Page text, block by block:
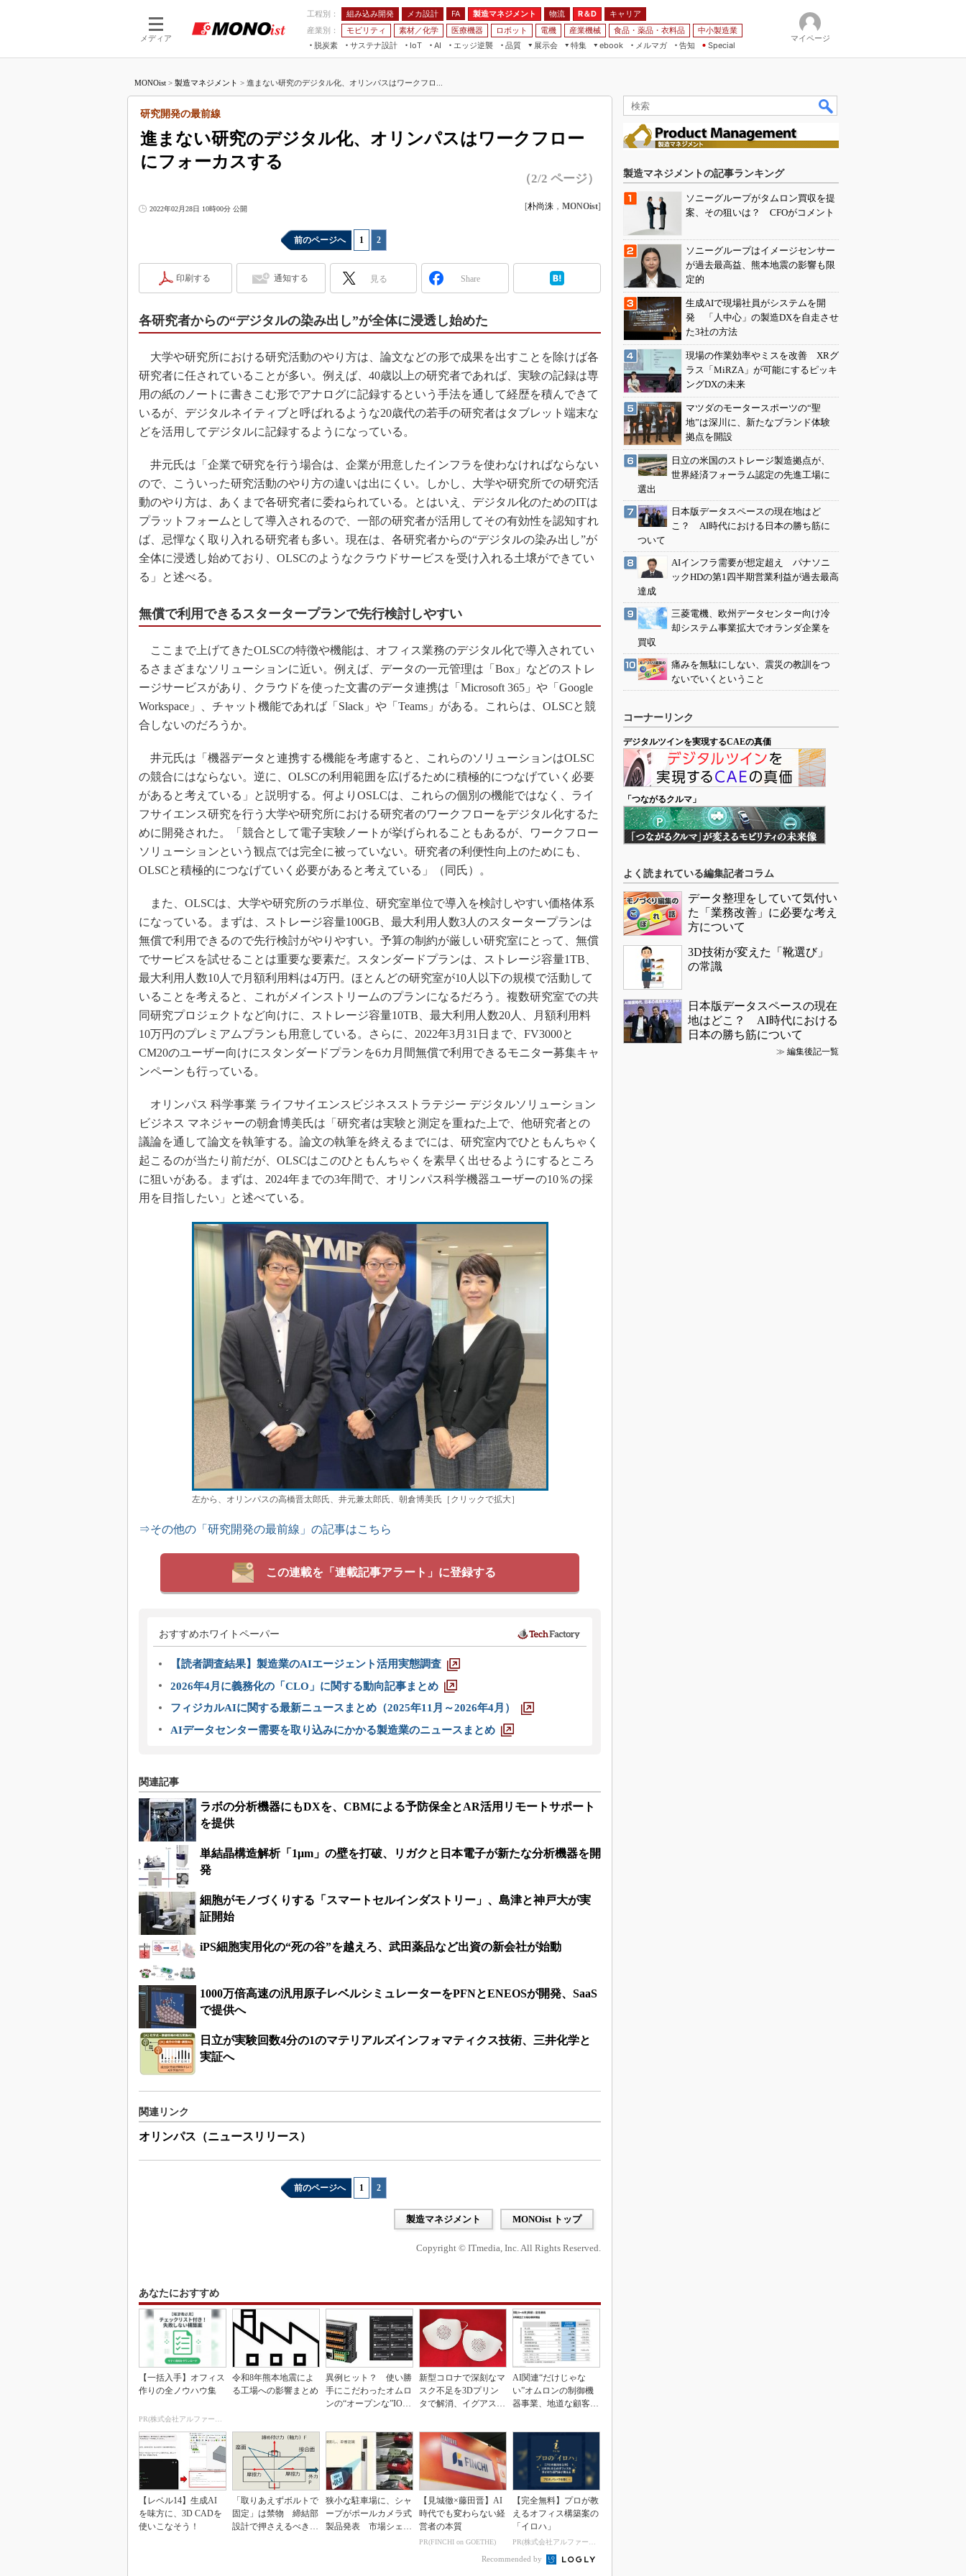
メディア
工程別： 組み込み開発 メカ設計 FA 製造マネジメント 物流 R＆D
キャリア
産業別：
モビリティ 素材／化学 医療機器 ロボット 電機 産業機械 食品・薬品・衣料品
中小製造業
脱炭素
サステナ設計
IoT
つながる工場
AI
AI×設備保全
エッジ逆襲 品質
展示会
JIMTOF
IIFES
日本ものづくりワールド
AUTOMOTIVE WORLD
産業オープンネット展
特集
つながるクルマ
フィールドサービス
ISO26262
3Dプリンタ
デジタルツインとCAE
S＆OP
インダストリー4.0
イノベーション
メイドインジャパン
植物工場
知財マネジメント
海外生産
ebook
モビリティ
メルマガ
告知 Special
マイページ
MONOist > 製造マネジメント > 進まない研究のデジタル化、オリンパスはワークフロ...
進まない研究のデジタル化、オリンパスはワークフロー
にフォーカスする
研究開発の最前線
（2/2 ページ）
2022年02月28日 10時00分 公開 [朴尚洙 ， MONOist]
前のページへ 1 2
印刷する 通知する 見る Share
各研究者からの“デジタルの染み出し”が全体に浸透し始めた
大学や研究所における研究活動のやり方は、論文などの形で成果を出すことを除けば各
研究者に任されていることが多い。例えば、40歳以上の研究者であれば、実験の記録は専
用の紙のノートに書きこむ形でアナログに記録するという手法を通して経歴を積んできて
いるが、デジタルネイティブと呼ばれるような20歳代の若手の研究者はタブレット端末な
どを活用してデジタルに記録するようになっている。
井元氏は「企業で研究を行う場合は、企業が用意したインフラを使わなければならない
ので、こういった研究活動のやり方の違いは出にくい。しかし、大学や研究所での研究活
動のやり方は、あくまで各研究者に委ねられている。とはいえ、デジタル化のためのITは
プラットフォームとして導入されるので、一部の研究者が活用してその有効性を認知すれ
ば、忌憚なく取り入れる研究者も多い。現在は、各研究者からの“デジタルの染み出し”が
全体に浸透し始めており、OLSCのようなクラウドサービスを受け入れる土壌ができてい
る」と述べる。
無償で利用できるスタータープランで先行検討しやすい
ここまで上げてきたOLSCの特徴や機能は、オフィス業務のデジタル化で導入されてい
るさまざまなソリューションに近い。例えば、データの一元管理は「Box」などのストレ
ージサービスがあり、クラウドを使った文書のデータ連携は「Microsoft 365」や「Google
Workspace」、チャット機能であれば「Slack」や「Teams」がある。これらは、OLSCと競
合しないのだろうか。
井元氏は「機器データと連携する機能を考慮すると、これらのソリューションはOLSC
の競合にはならない。逆に、OLSCの利用範囲を広げるために積極的につなげていく必要
があると考えている」と説明する。何よりOSLCは、これらの個別の機能ではなく、ライ
フサイエンス研究を行う大学や研究所における研究者のワークフローをデジタル化するた
めに開発された。「競合として電子実験ノートが挙げられることもあるが、ワークフロー
ソリューションという観点では完全に被っていない。研究者の利便性向上のためにも、
OLSCと積極的につなげていく必要があると考えている」（同氏）。
また、OLSCは、大学や研究所のラボ単位、研究室単位で導入を検討しやすい価格体系
になっている。まずは、ストレージ容量100GB、最大利用人数3人のスタータープランは
無償で利用できるので先行検討がやりやすい。予算の制約が厳しい研究室にとって、無償
でサービスを試せることは重要な要素だ。スタンダードプランは、ストレージ容量1TB、
最大利用人数10人で月額利用料は4万円。ほとんどの研究室が10人以下の規模で活動して
いることを考えると、これがメインストリームのプランになるだろう。複数研究室での共
同研究プロジェクトなど向けに、ストレージ容量10TB、最大利用人数20人、月額利用料
10万円のプレミアムプランも用意している。さらに、2022年3月31日まで、FV3000と
CM20のユーザー向けにスタンダードプランを6カ月間無償で利用できるモニター募集キャ
ンペーンも行っている。
オリンパス 科学事業 ライフサイエンスビジネスストラテジー デジタルソリューション
ビジネス マネジャーの朝倉博美氏は「研究者は実験と測定を重ねた上で、他研究者との
議論を通して論文を執筆する。論文の執筆を終えるまでには、研究室内でひともんちゃく
起こるのが当たり前だが、OLSCはこのひともんちゃくを素早く出せるようにするところ
に狙いがある。まずは、2024年までの3年間で、オリンパス科学機器ユーザーの10％の採
用を目指したい」と述べている。
左から、オリンパスの高橋晋太郎氏、井元兼太郎氏、朝倉博美氏［クリックで拡大］
⇒その他の「研究開発の最前線」の記事はこちら
この連載を「連載記事アラート」に登録する
おすすめホワイトペーパー
【読者調査結果】製造業のAIエージェント活用実態調査
2026年4月に義務化の「CLO」に関する動向記事まとめ
フィジカルAIに関する最新ニュースまとめ（2025年11月～2026年4月）
AIデータセンター需要を取り込みにかかる製造業のニュースまとめ
関連記事
ラボの分析機器にもDXを、CBMによる予防保全とAR活用リモートサポート
を提供
単結晶構造解析「1μm」の壁を打破、リガクと日本電子が新たな分析機器を開
発
細胞がモノづくりする「スマートセルインダストリー」、島津と神戸大が実
証開始
iPS細胞実用化の“死の谷”を越えろ、武田薬品など出資の新会社が始動
1000万倍高速の汎用原子レベルシミュレーターをPFNとENEOSが開発、SaaS
で提供へ
日立が実験回数4分の1のマテリアルズインフォマティクス技術、三井化学と
実証へ
関連リンク
オリンパス（ニュースリリース）
前のページへ 1 2
製造マネジメント MONOist トップ
Copyright © ITmedia, Inc. All Rights Reserved.
あなたにおすすめ
【一括入手】オフィス
作りの全ノウハウ集
PR(株式会社アルファーテクノ)
令和8年熊本地震によ
る工場への影響まとめ
異例ヒット？ 使い勝
手にこだわったオムロ
ンの“オープンな”IO-L
新型コロナで深刻なマ
スク不足を3Dプリン
タで解消、イグアスが
AI関連“だけじゃな
い”オムロンの制御機
器事業、地道な顧客基
【レベル14】生成AI
を味方に、3D CADを
使いこなそう！
「取りあえずボルトで
固定」は禁物 締結部
設計で押さえるべき基
狭小な駐車場に、シャ
ープがポールカメラ式
製品発表 市場シェア
【見城徹×藤田晋】AI
時代でも変わらない経
営者の本質
PR(FINCHI on GOETHE)
【完全無料】プロが教
えるオフィス構築案の
「イロハ」
PR(株式会社アルファーテクノ)
Recommended by
製造マネジメントの記事ランキング
ソニーグループがタムロン買収を提
案、その狙いは？ CFOがコメント
ソニーグループはイメージセンサー
が過去最高益、熊本地震の影響も限
定的
生成AIで現場社員がシステムを開
発 「人中心」の製造DXを自走させ
た3社の方法
現場の作業効率やミスを改善 XRグ
ラス「MiRZA」が可能にするピッキ
ングDXの未来
マツダのモータースポーツの“聖
地”は深川に、新たなブランド体験
拠点を開設
日立の米国のストレージ製造拠点が、
世界経済フォーラム認定の先進工場に
選出
日本版データスペースの現在地はど
こ？ AI時代における日本の勝ち筋に
ついて
AIインフラ需要が想定超え パナソニ
ックHDの第1四半期営業利益が過去最高
達成
三菱電機、欧州データセンター向け冷
却システム事業拡大でオランダ企業を
買収
痛みを無駄にしない、震災の教訓をつ
ないでいくということ
コーナーリンク
デジタルツインを実現するCAEの真価
「つながるクルマ」
よく読まれている編集記者コラム
データ整理をしていて気付い
た「業務改善」に必要な考え
方について
3D技術が変えた「靴選び」
の常識
日本版データスペースの現在
地はどこ？ AI時代における
日本の勝ち筋について
≫ 編集後記一覧